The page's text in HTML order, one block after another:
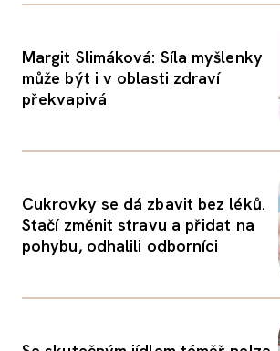
Margit Slimáková: Síla myšlenky
může být i v oblasti zdraví
překvapivá
Cukrovky se dá zbavit bez léků.
Stačí změnit stravu a přidat na
pohybu, odhalili odborníci